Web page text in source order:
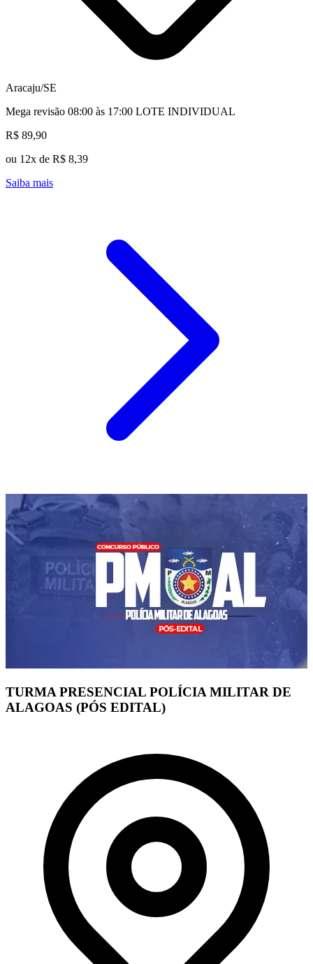
Aracaju/SE
Mega revisão 08:00 às 17:00 LOTE INDIVIDUAL
R$ 89,90
ou 12x de R$ 8,39
Saiba mais
TURMA PRESENCIAL POLÍCIA MILITAR DE
ALAGOAS (PÓS EDITAL)